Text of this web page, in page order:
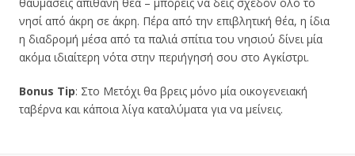
νησί από άκρη σε άκρη. Πέρα από την επιβλητική θέα, η ίδια
η διαδρομή μέσα από τα παλιά σπίτια του νησιού δίνει μία
ακόμα ιδιαίτερη νότα στην περιήγησή σου στο Αγκίστρι.
Bonus Tip: Στο Μετόχι θα βρεις μόνο μία οικογενειακή
ταβέρνα και κάποια λίγα καταλύματα για να μείνεις.